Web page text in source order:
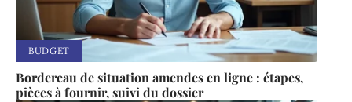
BUDGET
Bordereau de situation amendes en ligne : étapes,
pièces à fournir, suivi du dossier